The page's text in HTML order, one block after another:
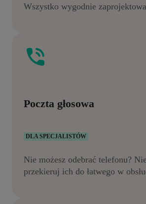
Wszystko wygodnie
Poczta głosowa
DLA SPECJALISTÓW
Nie możesz odebrać telefonu?
przekieruj ich do łatwego w